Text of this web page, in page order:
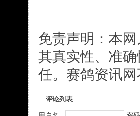
免责声明：本
其真实性、准
任。赛鸽资讯
评论列表